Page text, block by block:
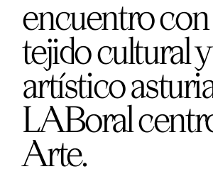
encuentro con
tejido cultural y
artístico
LABoral
Arte.